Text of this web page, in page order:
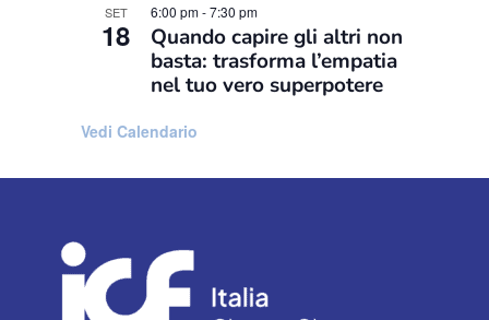
SET
18
6:00 pm-7:30 pm
Quando capire gli altri non
basta: trasforma l’empatia
nel tuo vero superpotere
Vedi Calendario